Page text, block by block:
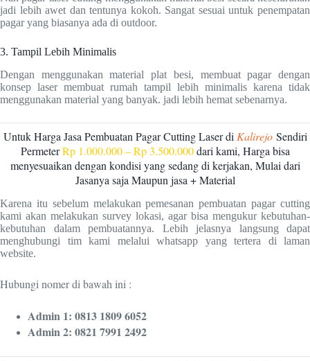
jadi lebih awet dan tentunya kokoh. Sangat sesuai untuk penempatan
pagar yang biasanya ada di outdoor.
3. Tampil Lebih Minimalis
Dengan menggunakan material plat besi, membuat pagar dengan
konsep laser membuat rumah tampil lebih minimalis karena tidak
menggunakan material yang banyak. jadi lebih hemat sebenarnya.
Untuk Harga Jasa Pembuatan Pagar Cutting Laser di Kalirejo Sendiri
PermeterRp 1.000.000 – Rp 3.500.000dari kami, Harga bisa
menyesuaikan dengan kondisi yang sedang di kerjakan, Mulai dari
Jasanya saja Maupun jasa + Material
Karena itu sebelum melakukan pemesanan pembuatan pagar cutting
kami akan melakukan survey lokasi, agar bisa mengukur kebutuhan-
kebutuhan dalam pembuatannya. Lebih jelasnya langsung dapat
menghubungi tim kami melalui whatsapp yang tertera di laman
website.
Hubungi nomer di bawah ini :
Admin 1: 0813 1809 6052
Admin 2: 0821 7991 2492